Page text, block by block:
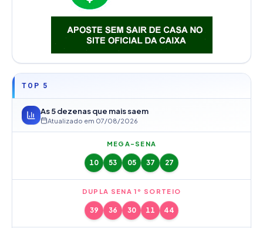
TOP 5
As 5 dezenas que mais saem
Atualizado em 07/08/2026
MEGA-SENA
10 53 05 37 27
DUPLA SENA 1º SORTEIO
39 36 30 11 44